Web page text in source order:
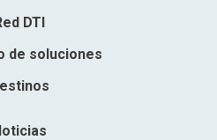
DTI
de soluciones